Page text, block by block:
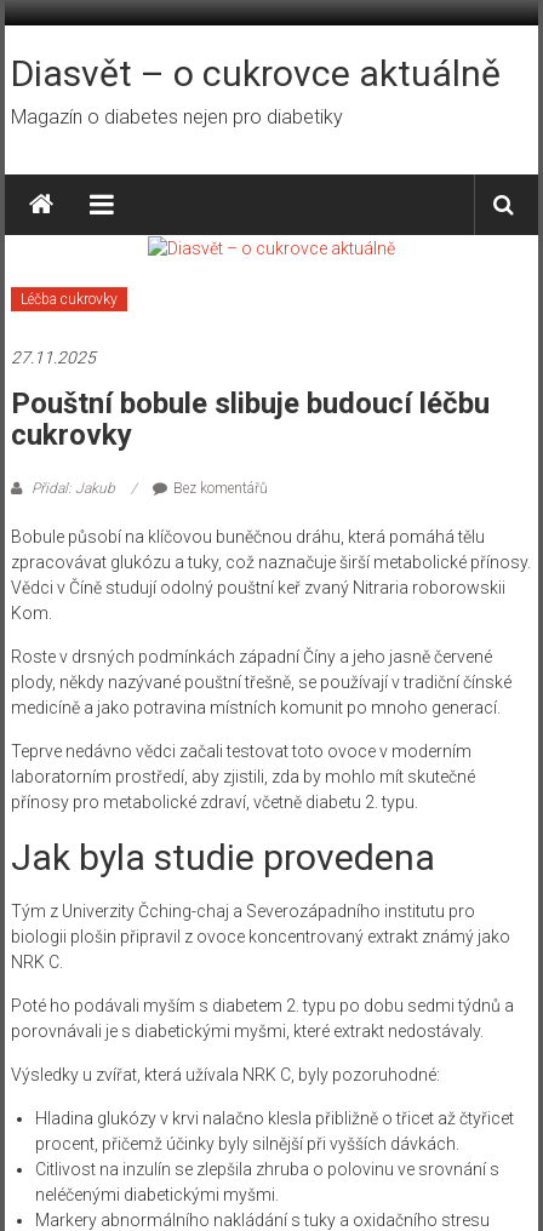
Přeskočit
obsah
Diasvět – o cukrovce aktuálně
Magazín o diabetes nejen pro diabetiky
Léčba cukrovky
27.11.2025
Pouštní bobule slibuje budoucí léčbu
cukrovky
Přidal: Jakub Bez komentářů
Bobule působí na klíčovou buněčnou dráhu, která pomáhá tělu
zpracovávat glukózu a tuky, což naznačuje širší metabolické přínosy.
Vědci v Číně studují odolný pouštní keř zvaný Nitraria roborowskii
Kom.
Roste v drsných podmínkách západní Číny a jeho jasně červené
plody, někdy nazývané pouštní třešně, se používají v tradiční čínské
medicíně a jako potravina místních komunit po mnoho generací.
Teprve nedávno vědci začali testovat toto ovoce v moderním
laboratorním prostředí, aby zjistili, zda by mohlo mít skutečné
přínosy pro metabolické zdraví, včetně diabetu 2. typu.
Jak byla studie provedena
Tým z Univerzity Čching-chaj a Severozápadního institutu pro
biologii plošin připravil z ovoce koncentrovaný extrakt známý jako
NRK C.
Poté ho podávali myším s diabetem 2. typu po dobu sedmi týdnů a
porovnávali je s diabetickými myšmi, které extrakt nedostávaly.
Výsledky u zvířat, která užívala NRK C, byly pozoruhodné:
Hladina glukózy v krvi nalačno klesla přibližně o třicet až čtyřicet
procent, přičemž účinky byly silnější při vyšších dávkách.
Citlivost na inzulín se zlepšila zhruba o polovinu ve srovnání s
neléčenými diabetickými myšmi.
Markery abnormálního nakládání s tuky a oxidačního stresu